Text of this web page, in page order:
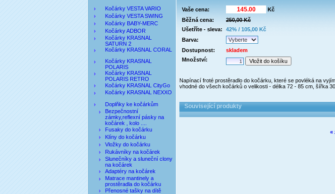
Kočárky VESTA VARIO
Kočárky VESTA SWING
Kočárky BABY-MERC
Kočárky ADBOR
Kočárky KRASNAL
SATURN 2
Kočárky KRASNAL CORAL
Kočárky KRASNAL
POLARIS
Kočárky KRASNAL
POLARIS RETRO
Kočárky KRASNAL CityGo
Kočárky KRASNAL NEXXO
Doplňky ke kočárkům
Bezpečnostní
zámky,reflexní pásky na
kočárek , kolo ....
Fusaky do kočárku
Klíny do kočárku
Vložky do kočárku
Rukávníky na kočárek
Slunečníky a sluneční clony
na kočárek
Adaptéry na kočárek
Matrace mantinely a
prostěradla do kočárku
Přenosné tašky na dítě
Vaše cena:
Kč
Běžná cena:
250,00 Kč
Ušetříte - sleva:
42% / 105,00 Kč
Barva:
Dostupnost:
skladem
Množství:
Napínací froté prostěradlo do kočárku, které se povléká na
vhodné do všech kočárků o velikosti - délka 72 - 85 cm, šířka
Související produkty
«